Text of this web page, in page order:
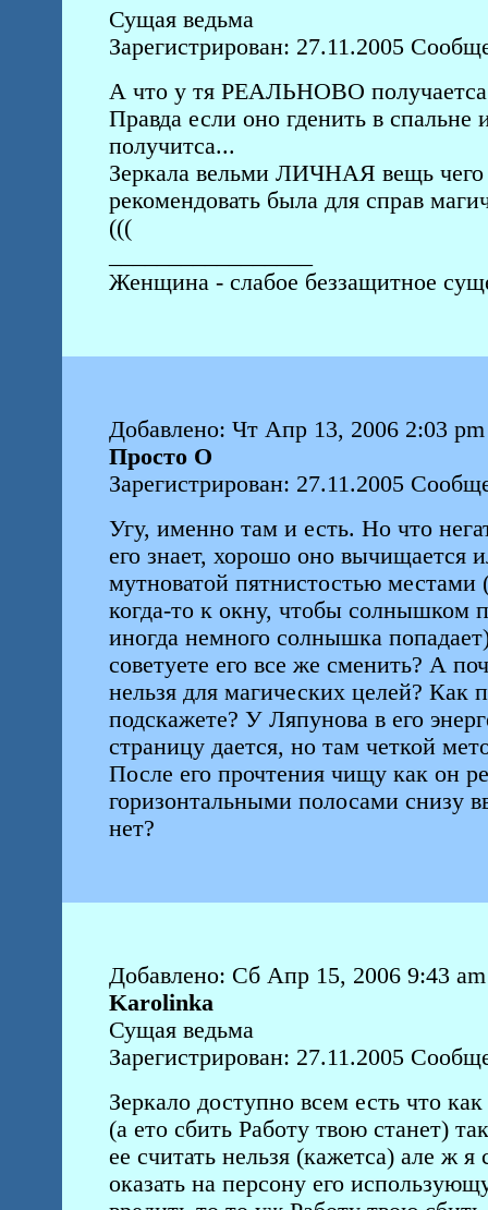
Сущая ведьма
Зарегистрирован: 27.11.2005
А что у тя РЕАЛЬНОВО получаетса
Правда если оно гденить в спальне
получитса...
Зеркала вельми ЛИЧНАЯ вещь
рекомендовать была для справ
(((
Женщина - слабое беззащитное
Добавлено: Чт Апр 13, 2006 2:03 pm
Просто О
Зарегистрирован: 27.11.2005
Угу, именно там и есть. Но что
его знает, хорошо оно вычищается
мутноватой пятнистостью местами
когда-то к окну, чтобы солнышком
иногда немного солнышка
советуете его все же сменить? А
нельзя для магических целей? Как
подскажете? У Ляпунова в его
страницу дается, но там четкой
После его прочтения чищу как он
горизонтальными полосами снизу
нет?
Добавлено: Сб Апр 15, 2006 9:43 am
Karolinka
Сущая ведьма
Зарегистрирован: 27.11.2005
Зеркало доступно всем есть что
(а ето сбить Работу твою станет)
ее считать нельзя (кажетса) але ж
оказать на персону его